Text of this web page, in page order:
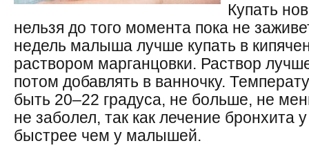
Купать
нельзя до того момента пока не
недель малыша лучше купать в
раствором марганцовки. Раствор
потом добавлять в ванночку.
быть 20–22 градуса, не больше, не
не заболел, так как лечение бронхита
быстрее чем у малышей.